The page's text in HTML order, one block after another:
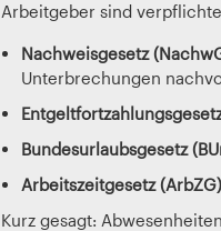
Arbeitgeber sind
Nachweisgesetz
Unterbrechungen
Bundesurlaubsgesetz
Arbeitszeitgesetz (ArbZG)
gesagt: